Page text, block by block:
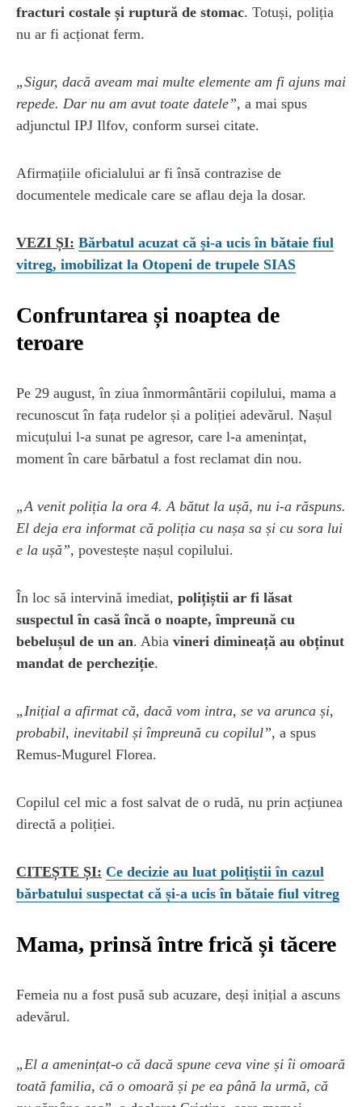
fracturi costale și ruptură de stomac. Totuși, poliția
nu ar fi acționat ferm.
„Sigur, dacă aveam mai multe elemente am fi ajuns mai
repede. Dar nu am avut toate datele”, a mai spus
adjunctul IPJ Ilfov, conform sursei citate.
Afirmațiile oficialului ar fi însă contrazise de
documentele medicale care se aflau deja la dosar.
VEZI ȘI: Bărbatul acuzat că și-a ucis în bătaie fiul
vitreg, imobilizat la Otopeni de trupele SIAS
Confruntarea și noaptea de
teroare
Pe 29 august, în ziua înmormântării copilului, mama a
recunoscut în fața rudelor și a poliției adevărul. Nașul
micuțului l-a sunat pe agresor, care l-a amenințat,
moment în care bărbatul a fost reclamat din nou.
„A venit poliția la ora 4. A bătut la ușă, nu i-a răspuns.
El deja era informat că poliția cu nașa sa și cu sora lui
e la ușă”, povestește nașul copilului.
În loc să intervină imediat, polițiștii ar fi lăsat
suspectul în casă încă o noapte, împreună cu
bebelușul de un an. Abia vineri dimineață au obținut
mandat de percheziție.
„Inițial a afirmat că, dacă vom intra, se va arunca și,
probabil, inevitabil și împreună cu copilul”, a spus
Remus-Mugurel Florea.
Copilul cel mic a fost salvat de o rudă, nu prin acțiunea
directă a poliției.
CITEȘTE ȘI: Ce decizie au luat polițiștii în cazul
bărbatului suspectat că și-a ucis în bătaie fiul vitreg
Mama, prinsă între frică și tăcere
Femeia nu a fost pusă sub acuzare, deși inițial a ascuns
adevărul.
„El a amenințat-o că dacă spune ceva vine și îi omoară
toată familia, că o omoară și pe ea până la urmă, că